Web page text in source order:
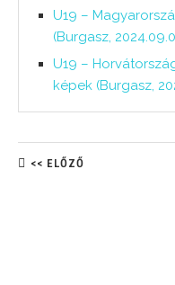
U19 –
(Burgasz,
U19 –
képek (Burgasz,
<< ELŐZŐ